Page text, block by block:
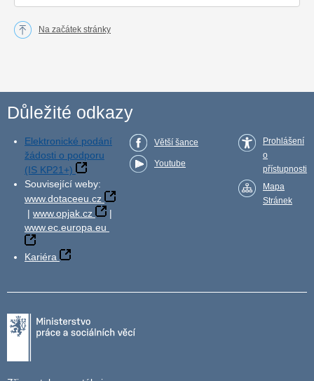
Na začátek stránky
Důležité odkazy
Elektronické podání
žádosti o podporu
(IS KP21+)
Související weby:
www.dotaceeu.cz
| www.opjak.cz
|
www.ec.europa.eu
Kariéra
Větší šance
Youtube
Prohlášení
o
přístupnosti
Mapa
Stránek